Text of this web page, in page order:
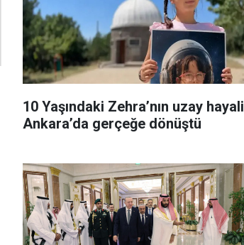
10 Yaşındaki Zehra’nın uzay hayali
Ankara’da gerçeğe dönüştü